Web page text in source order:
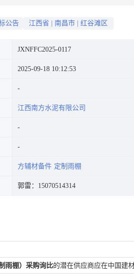
公告 江西省 南昌市 红谷滩区
JXNFFC2025-0117
2025-09-18 10:12:53
江西南方水泥有限公司
方辅材备件 定制雨棚
郭雷：15070514314
雨棚）采购询比的潜在供应商应在中国建